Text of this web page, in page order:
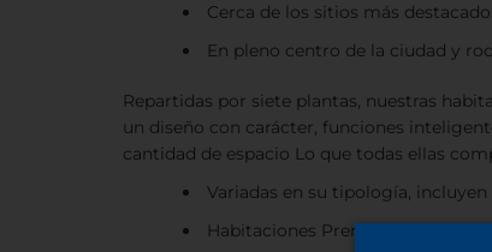
Cerca de los sitios más
En pleno centro de la ciudad y
Repartidas por siete plantas, nuestras
un diseño con carácter, funciones
cantidad de espacio Lo que todas ellas
Variadas en su tipología,
Habitaciones Premium con